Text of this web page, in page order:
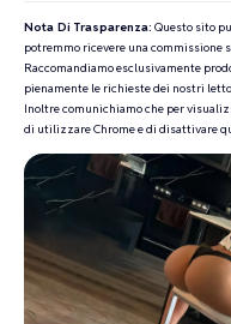
Nota Di Trasparenza: Questo sito
potremmo ricevere una commissione
Raccomandiamo esclusivamente
pienamente le richieste dei nostri
Inoltre comunichiamo che per
di utilizzare Chrome e di disattivare